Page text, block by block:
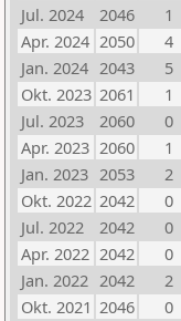
Jul. 2024
2046 1
Apr. 2024 2050 4
Jan. 2024 2043 5
Okt. 2023 2061 1
Jul. 2023
2060 0
Apr. 2023 2060 1
Jan. 2023 2053 2
Okt. 2022 2042 0
Jul. 2022
2042 0
Apr. 2022 2042 0
Jan. 2022 2042 2
Okt. 2021 2046 0